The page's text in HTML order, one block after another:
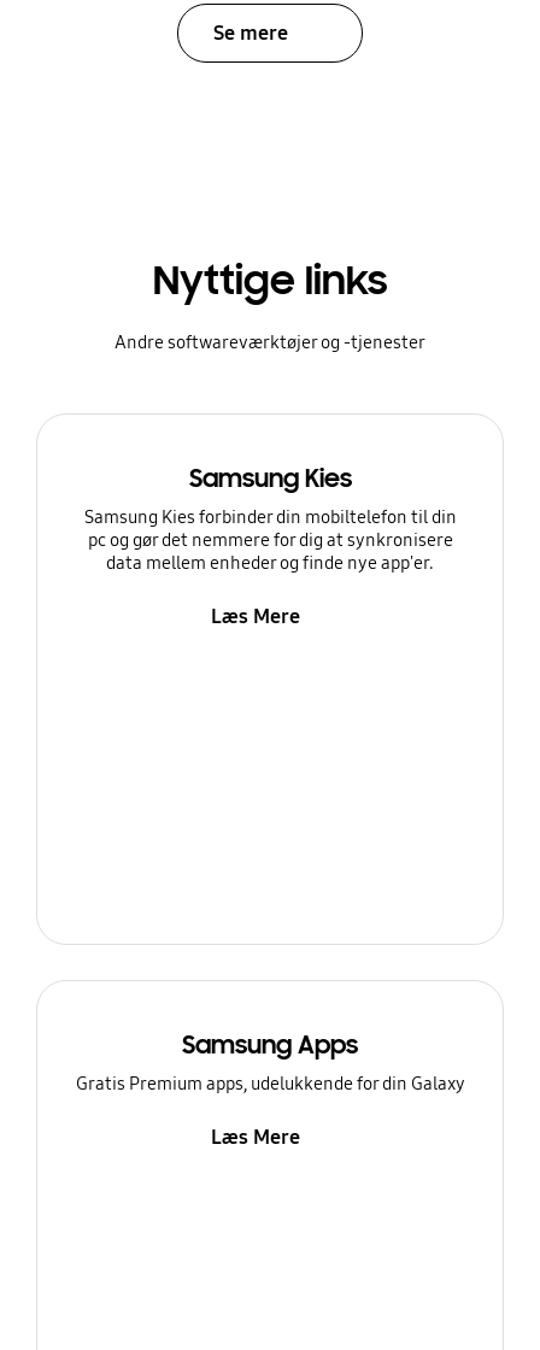
Se mere
Nyttige links
Andre softwareværktøjer og -tjenester
Samsung Kies
Samsung Kies forbinder din mobiltelefon til din
pc og gør det nemmere for dig at synkronisere
data mellem enheder og finde nye app'er.
Læs Mere
Samsung Apps
Gratis Premium apps, udelukkende for din Galaxy
Læs Mere